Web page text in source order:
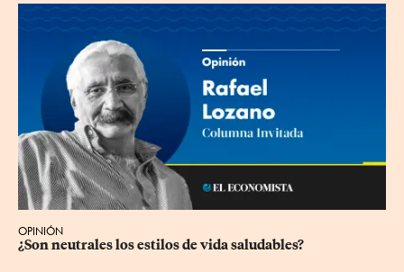
OPINIÓN
¿Son neutrales los estilos de vida saludables?